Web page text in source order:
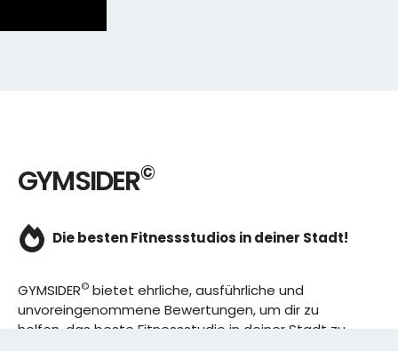
GYMSIDER©
Die besten Fitnessstudios in deiner Stadt!
GYMSIDER© bietet ehrliche, ausführliche und
unvoreingenommene Bewertungen, um dir zu
helfen, das beste Fitnessstudio in deiner Stadt zu